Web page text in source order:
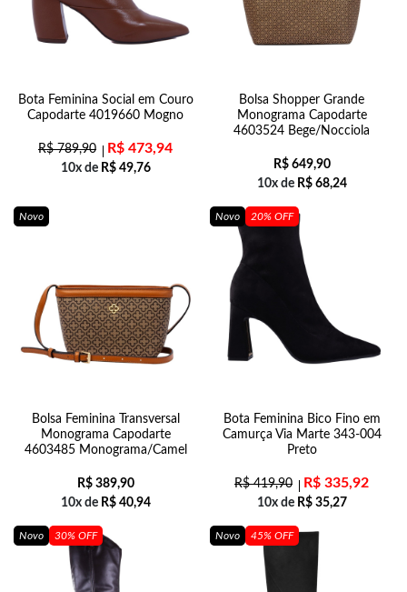
Bota Feminina Social em Couro
Capodarte 4019660 Mogno
R$789,90 R$ 473,94
10x de R$49,76
Bolsa Shopper Grande
Monograma Capodarte
4603524 Bege/Nocciola
R$649,90
10x de R$68,24
Novo
Bolsa Feminina Transversal
Monograma Capodarte
4603485 Monograma/Camel
R$389,90
10x de R$40,94
Novo 20% OFF
Bota Feminina Bico Fino em
Camurça Via Marte 343-004
Preto
R$419,90 R$ 335,92
10x de R$35,27
Novo 30% OFF Novo 45% OFF